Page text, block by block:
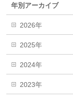
年別アーカイブ
2026年
2025年
2024年
2023年